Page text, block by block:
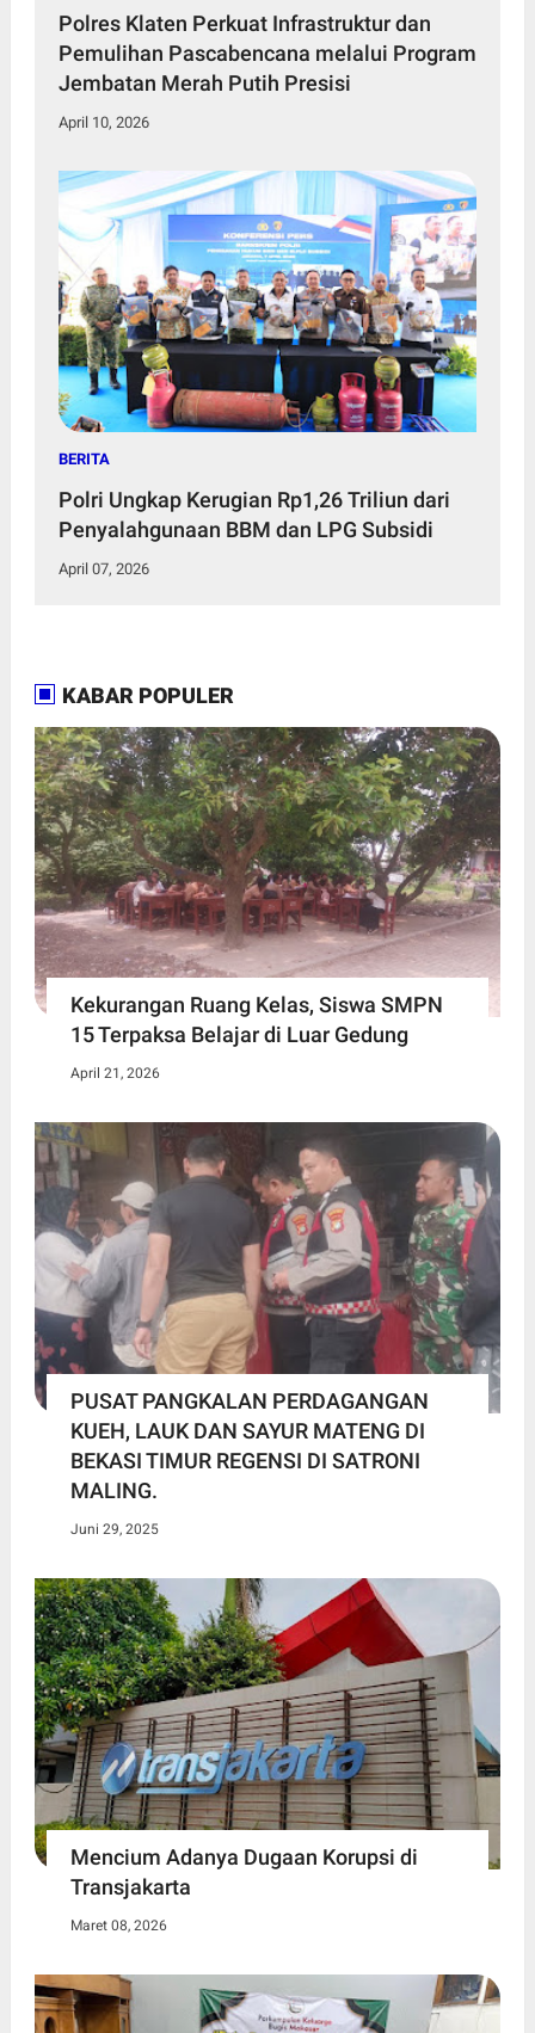
Polres Klaten Perkuat Infrastruktur dan
Pemulihan Pascabencana melalui Program
Jembatan Merah Putih Presisi
April 10, 2026
BERITA
Polri Ungkap Kerugian Rp1,26 Triliun dari
Penyalahgunaan BBM dan LPG Subsidi
April 07, 2026
KABAR POPULER
Kekurangan Ruang Kelas, Siswa SMPN
15 Terpaksa Belajar di Luar Gedung ​
April 21, 2026
PUSAT PANGKALAN PERDAGANGAN
KUEH, LAUK DAN SAYUR MATENG DI
BEKASI TIMUR REGENSI DI SATRONI
MALING.
Juni 29, 2025
Mencium Adanya Dugaan Korupsi di
Transjakarta
Maret 08, 2026